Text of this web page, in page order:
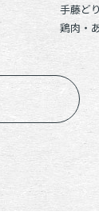
手藤ど
鶏肉・